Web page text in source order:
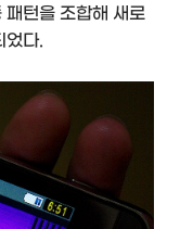
턴을 조합해 새로
었다.